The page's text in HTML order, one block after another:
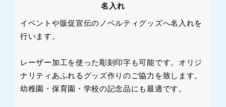
名入れ
イベントや販促宣伝のノベルティグッズへ名入れを
行います。
レーザー加工を使った彫刻印字も可能です。オリジ
ナリティあふれるグッズ作りのご協力を致します。
幼稚園・保育園・学校の記念品にも最適です。